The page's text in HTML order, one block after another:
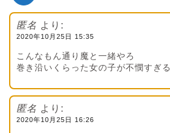
匿名 より:
2020年10月25日 15:35
こんなもん通り魔と一緒やろ
巻き沿いくらった女の子が不憫すぎる
匿名 より:
2020年10月25日 16:26